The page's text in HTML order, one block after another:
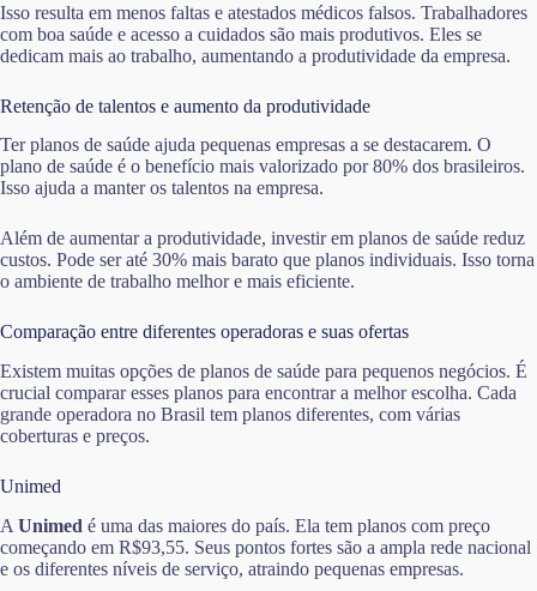
Isso resulta em menos faltas e atestados médicos falsos. Trabalhadores
com boa saúde e acesso a cuidados são mais produtivos. Eles se
dedicam mais ao trabalho, aumentando a produtividade da empresa.
Retenção de talentos e aumento da produtividade
Ter planos de saúde ajuda pequenas empresas a se destacarem. O
plano de saúde é o benefício mais valorizado por 80% dos brasileiros.
Isso ajuda a manter os talentos na empresa.
Além de aumentar a produtividade, investir em planos de saúde reduz
custos. Pode ser até 30% mais barato que planos individuais. Isso torna
o ambiente de trabalho melhor e mais eficiente.
Comparação entre diferentes operadoras e suas ofertas
Existem muitas opções de planos de saúde para pequenos negócios. É
crucial comparar esses planos para encontrar a melhor escolha. Cada
grande operadora no Brasil tem planos diferentes, com várias
coberturas e preços.
Unimed
A Unimed é uma das maiores do país. Ela tem planos com preço
começando em R$93,55. Seus pontos fortes são a ampla rede nacional
e os diferentes níveis de serviço, atraindo pequenas empresas.